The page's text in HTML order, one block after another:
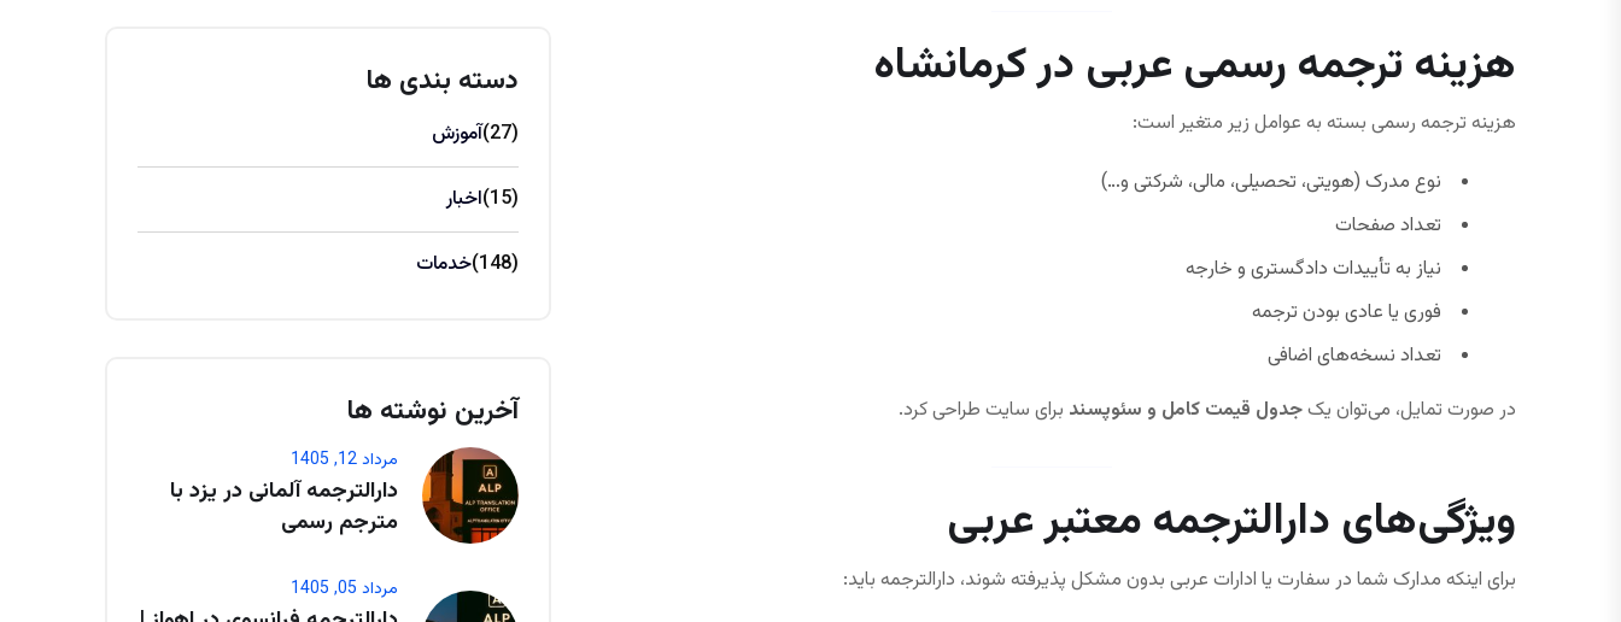
هزینه ترجمه رسمی عربی در کرمانشاه
هزینه ترجمه رسمی بسته به عوامل زیر متغیر است:
نوع مدرک (هویتی، تحصیلی، مالی، شرکتی و…)
تعداد صفحات
نیاز به تأییدات دادگستری و خارجه
فوری یا عادی بودن ترجمه
تعداد نسخه‌های اضافی
در صورت تمایل، می‌توان یکجدول قیمت کامل و سئوپسند برای سایت طراحی کرد.
ویژگی‌های دارالترجمه معتبر عربی
برای اینکه مدارک شما در سفارت یا ادارات عربی بدون مشکل پذیرفته شوند، دارالترجمه باید:
دسته بندی ها
آموزش (27)
اخبار (15)
خدمات (148)
آخرین نوشته ها
مرداد 12, 1405
دارالترجمه آلمانی در یزد با
مترجم رسمی
مرداد 05, 1405